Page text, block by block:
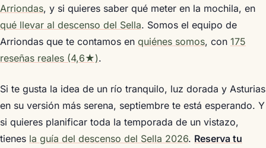
Arriondas, y si quieres saber qué meter en la mochila, en
qué llevar al descenso del Sella. Somos el equipo de
Arriondas que te contamos en quiénes somos, con 175
reseñas reales (4,6★).
Si te gusta la idea de un río tranquilo, luz dorada y Asturias
en su versión más serena, septiembre te está esperando. Y
si quieres planificar toda la temporada de un vistazo,
tienes la guía del descenso del Sella 2026. Reserva tu